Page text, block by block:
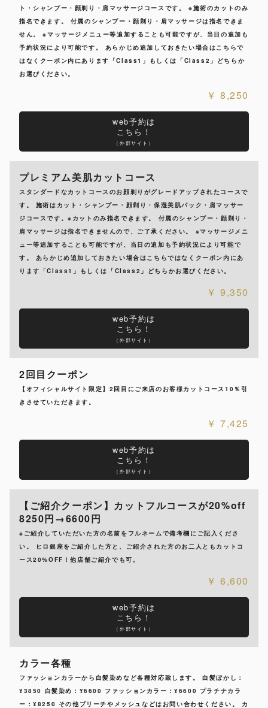
ト・シャンプー・顔剃り・肩マッサージコースです。 ※施術のカットのみ
指名できます。 付属のシャンプー・顔剃り・肩マッサージは指名できま
せん。 ※マッサージメニュー等追加することも可能ですが、当日の追加も
予約状況により可能です。 あらかじめ追加しておきたい場合はこちらで
はなくクーポン内にあります「Class1」もしくは「Class2」どちらか
お選びください。
8,250
web予約は
こちら！
（外部サイト）
プレミアム美肌カットコース
スタンダードなカットコースのお顔剃りがグレードアップされたコースで
す。 施術はカット・シャンプー・顔剃り・保湿美肌パック・肩マッサー
ジコースです。※カットのみ指名できます。 付属のシャンプー・顔剃り・
肩マッサージは指名できませんので、ご了承ください。 ※マッサージメニ
ュー等追加することも可能ですが、当日の追加も予約状況により可能で
す。 あらかじめ追加しておきたい場合はこちらではなくクーポン内にあ
ります「Class1」もしくは「Class2」どちらかお選びください。
9,350
web予約は
こちら！
（外部サイト）
2回目クーポン
【オフィシャルサイト限定】2回目にご来店のお客様カットコース10％引
きさせていただきます。
7,425
web予約は
こちら！
（外部サイト）
【ご紹介クーポン】カットフルコースが20%off
8250円→6600円
※ご紹介していただいた方の名前をフルネームで備考欄にご記入くださ
い。 ヒロ銀座をご紹介した方と、ご紹介された方のお二人ともカットコ
ース20%OFF！他店舗ご紹介でも可。
6,600
web予約は
こちら！
（外部サイト）
カラー各種
ファッションカラーから白髪染めなど各種対応致します。 白髪ぼかし：
¥3850 白髪染め：¥6600 ファッションカラー：¥6600 プラチナカラ
ー：¥8250 その他ブリーチやメッシュなどはお問い合わせください。 カ